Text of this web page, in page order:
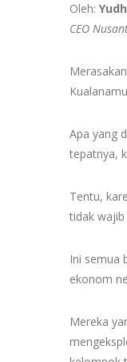
Oleh:
CEO
Apa yang
tepatnya,
Tentu,
tidak
Ini semua
ekonom
Mereka